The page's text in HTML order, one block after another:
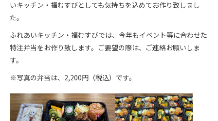
いキッチン・福むすびとしても気持ちを込めてお作り致しまし
た。
ふれあいキッチン・福むすびでは、今年もイベント等に合わせた
特注弁当をお作り致します。ご要望の際は、ご連絡お願いしま
す。
※写真の弁当は、2,200円（税込）です。